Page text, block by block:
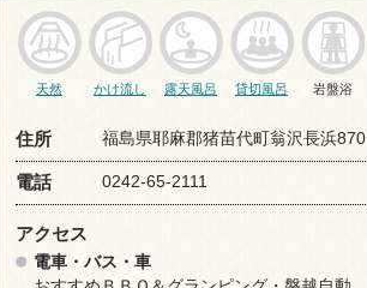
天然 かけ流し 露天風呂 貸切風呂 岩盤浴
住所 福島県耶麻郡猪苗代町翁沢長浜870
電話 0242-65-2111
アクセス
電車・バス・車